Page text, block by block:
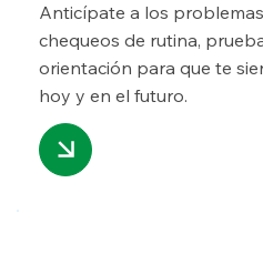
Anticípate a los
chequeos de rutina,
orientación para que te
hoy y en el futuro.